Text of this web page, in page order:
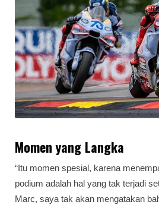
Momen yang Langka
“Itu momen spesial, karena
podium adalah hal yang tak terjadi
Marc, saya tak akan mengatakan